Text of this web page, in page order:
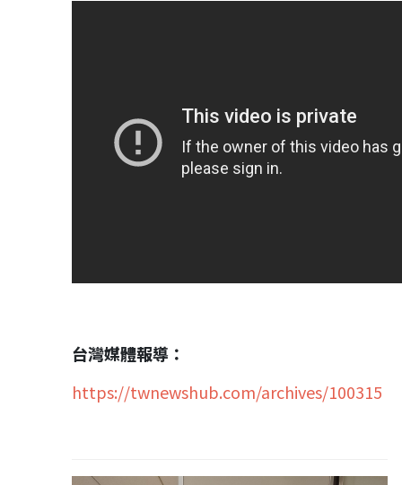
台灣媒體報導：
https://twnewshub.com/archives/100315